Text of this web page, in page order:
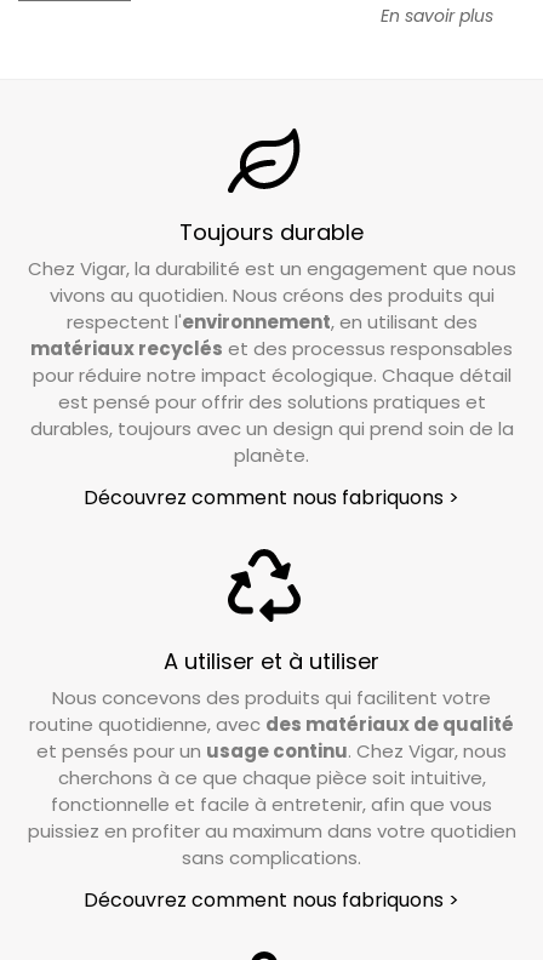
En savoir plus
Toujours durable
Chez Vigar, la durabilité est un engagement que nous
vivons au quotidien. Nous créons des produits qui
respectent l'environnement, en utilisant des
matériaux recyclés et des processus responsables
pour réduire notre impact écologique. Chaque détail
est pensé pour offrir des solutions pratiques et
durables, toujours avec un design qui prend soin de la
planète.
Découvrez comment nous fabriquons >
A utiliser et à utiliser
Nous concevons des produits qui facilitent votre
routine quotidienne, avec des matériaux de qualité
et pensés pour un usage continu. Chez Vigar, nous
cherchons à ce que chaque pièce soit intuitive,
fonctionnelle et facile à entretenir, afin que vous
puissiez en profiter au maximum dans votre quotidien
sans complications.
Découvrez comment nous fabriquons >